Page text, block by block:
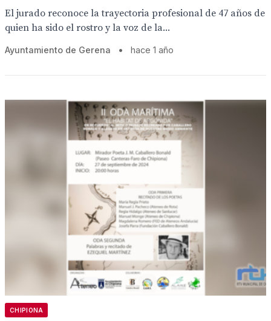
El jurado reconoce la trayectoria profesional de 47 años de
quien ha sido el rostro y la voz de la...
Ayuntamiento de Gerena • hace 1 año
CHIPIONA